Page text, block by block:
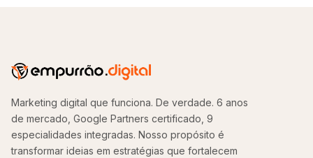
Marketing digital que funciona. De verdade. 6 anos
de mercado, Google Partners certificado, 9
especialidades integradas. Nosso propósito é
transformar ideias em estratégias que fortalecem